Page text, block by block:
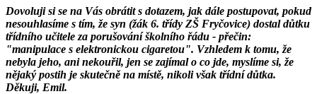
Dovoluji si se na Vás obrátit s dotazem, jak dále postupovat, pokud
nesouhlasíme s tím, že syn (žák 6. třídy ZŠ Fryčovice) dostal důtku
třídního učitele za porušování školního řádu - přečin:
"manipulace s elektronickou cigaretou". Vzhledem k tomu, že
nebyla jeho, ani nekouřil, jen se zajímal o co jde, myslíme si, že
nějaký postih je skutečně na místě, nikoli však třídní důtka.
Děkuji, Emil.